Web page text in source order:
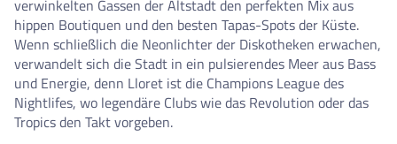
verwinkelten Gassen der Altstadt den perfekten Mix aus
hippen Boutiquen und den besten Tapas-Spots der Küste.
Wenn schließlich die Neonlichter der Diskotheken erwachen,
verwandelt sich die Stadt in ein pulsierendes Meer aus Bass
und Energie, denn Lloret ist die Champions League des
Nightlifes, wo legendäre Clubs wie das Revolution oder das
Tropics den Takt vorgeben.